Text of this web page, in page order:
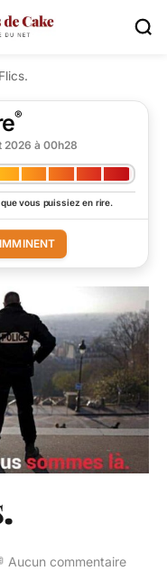
®
2026 à 00h28
vous puissiez en rire.
Aucun commentaire